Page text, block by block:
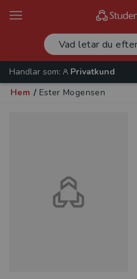
Handlar som:
Privatkund
Hem / Ester Mogensen